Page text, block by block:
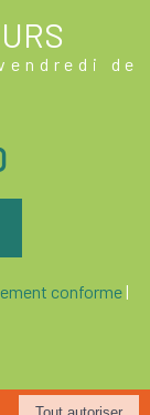
de
conforme